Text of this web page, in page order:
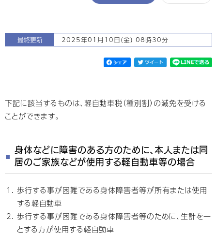
最終更新 2025年01月10日(金) 08時30分
下記に該当するものは、軽自動車税（種別割）の減免を受ける
ことができます。
身体などに障害のある方のために、本人または同
居のご家族などが使用する軽自動車等の場合
歩行する事が困難である身体障害者等が所有または使用
する軽自動車
歩行する事が困難である身体障害者等のために、生計を一
とする方が使用する軽自動車